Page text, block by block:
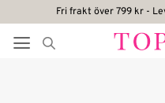
content
Fri frakt över 799 kr -